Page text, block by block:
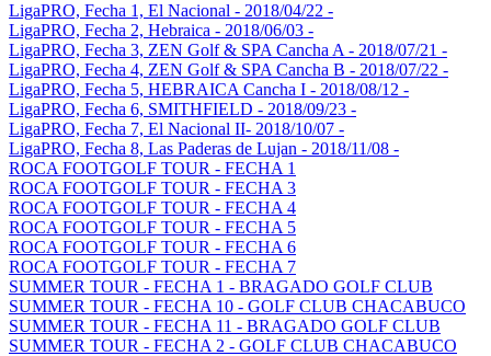
LigaPRO, Fecha 1, El Nacional - 2018/04/22 -
LigaPRO, Fecha 2, Hebraica - 2018/06/03 -
LigaPRO, Fecha 3, ZEN Golf & SPA Cancha A - 2018/07/21 -
LigaPRO, Fecha 4, ZEN Golf & SPA Cancha B - 2018/07/22 -
LigaPRO, Fecha 5, HEBRAICA Cancha I - 2018/08/12 -
LigaPRO, Fecha 6, SMITHFIELD - 2018/09/23 -
LigaPRO, Fecha 7, El Nacional II- 2018/10/07 -
LigaPRO, Fecha 8, Las Paderas de Lujan - 2018/11/08 -
ROCA FOOTGOLF TOUR - FECHA 1
ROCA FOOTGOLF TOUR - FECHA 3
ROCA FOOTGOLF TOUR - FECHA 4
ROCA FOOTGOLF TOUR - FECHA 5
ROCA FOOTGOLF TOUR - FECHA 6
ROCA FOOTGOLF TOUR - FECHA 7
SUMMER TOUR - FECHA 1 - BRAGADO GOLF CLUB
SUMMER TOUR - FECHA 10 - GOLF CLUB CHACABUCO
SUMMER TOUR - FECHA 11 - BRAGADO GOLF CLUB
SUMMER TOUR - FECHA 2 - GOLF CLUB CHACABUCO